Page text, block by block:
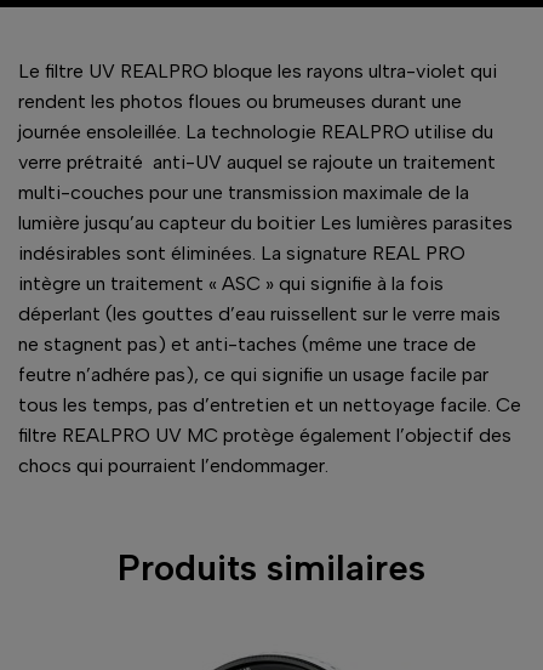
Le filtre UV REALPRO bloque les rayons ultra-violet qui
rendent les photos floues ou brumeuses durant une
journée ensoleillée. La technologie REALPRO utilise du
verre prétraité anti-UV auquel se rajoute un traitement
multi-couches pour une transmission maximale de la
lumière jusqu’au capteur du boitier Les lumières parasites
indésirables sont éliminées. La signature REAL PRO
intègre un traitement « ASC » qui signifie à la fois
déperlant (les gouttes d’eau ruissellent sur le verre mais
ne stagnent pas) et anti-taches (même une trace de
feutre n’adhére pas), ce qui signifie un usage facile par
tous les temps, pas d’entretien et un nettoyage facile. Ce
filtre REALPRO UV MC protège également l’objectif des
chocs qui pourraient l’endommager.
Produits similaires